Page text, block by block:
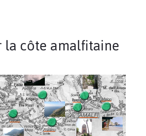
la côte amalfitaine